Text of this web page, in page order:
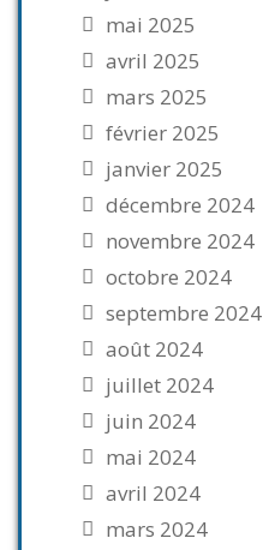
mai 2025
avril 2025
mars 2025
février 2025
janvier 2025
décembre 2024
novembre 2024
octobre 2024
septembre 2024
août 2024
juillet 2024
juin 2024
mai 2024
avril 2024
mars 2024